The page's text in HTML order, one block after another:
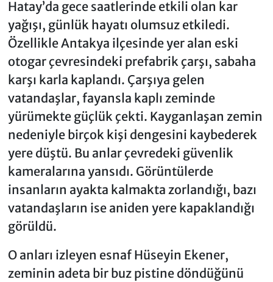
Hatay’da gece saatlerinde etkili olan kar
yağışı, günlük hayatı olumsuz etkiledi.
Özellikle Antakya ilçesinde yer alan eski
otogar çevresindeki prefabrik çarşı, sabaha
karşı karla kaplandı. Çarşıya gelen
vatandaşlar, fayansla kaplı zeminde
yürümekte güçlük çekti. Kayganlaşan zemin
nedeniyle birçok kişi dengesini kaybederek
yere düştü. Bu anlar çevredeki güvenlik
kameralarına yansıdı. Görüntülerde
insanların ayakta kalmakta zorlandığı, bazı
vatandaşların ise aniden yere kapaklandığı
görüldü.
O anları izleyen esnaf Hüseyin Ekener,
zeminin adeta bir buz pistine döndüğünü